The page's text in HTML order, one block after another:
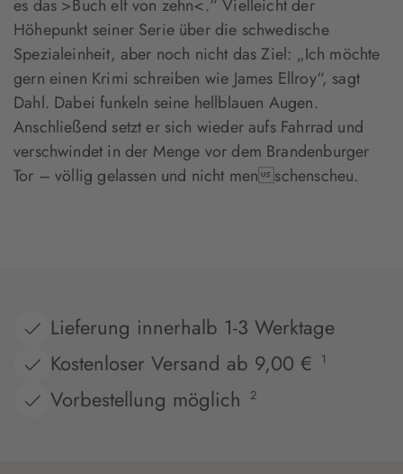
es das >Buch elf von zehn<.“ Vielleicht der
Höhepunkt seiner Serie über die schwedische
Spezialeinheit, aber noch nicht das Ziel: „Ich möchte
gern einen Krimi schreiben wie James Ellroy“, sagt
Dahl. Dabei funkeln seine hellblauen Augen.
Anschließend setzt er sich wieder aufs Fahrrad und
verschwindet in der Menge vor dem Brandenburger
Tor – völlig gelassen und nicht menschenscheu.
Lieferung innerhalb 1-3 Werktage
Kostenloser Versand ab 9,00 €
1
Vorbestellung möglich 2